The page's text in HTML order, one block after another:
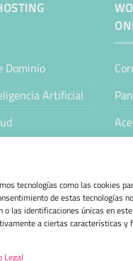
tecnologías como las cookies
de estas tecnologías
las identificaciones únicas en
a ciertas características y
Legal
Dominio
Artificial
Profesional
DE PRIVACIDAD